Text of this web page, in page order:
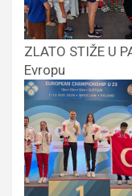
ZLATO STIŽE U
Evropu